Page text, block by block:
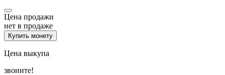
Цена продажи
нет в продаже
Купить монету
Цена выкупа
звоните!